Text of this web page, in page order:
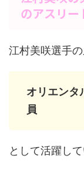
のアスリー
江村美咲選手
オリエンタ
員
として活躍して